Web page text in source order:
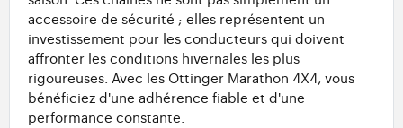
accessoire de sécurité ; elles représentent un
investissement pour les conducteurs qui doivent
affronter les conditions hivernales les plus
rigoureuses. Avec les Ottinger Marathon 4X4, vous
bénéficiez d'une adhérence fiable et d'une
performance constante.